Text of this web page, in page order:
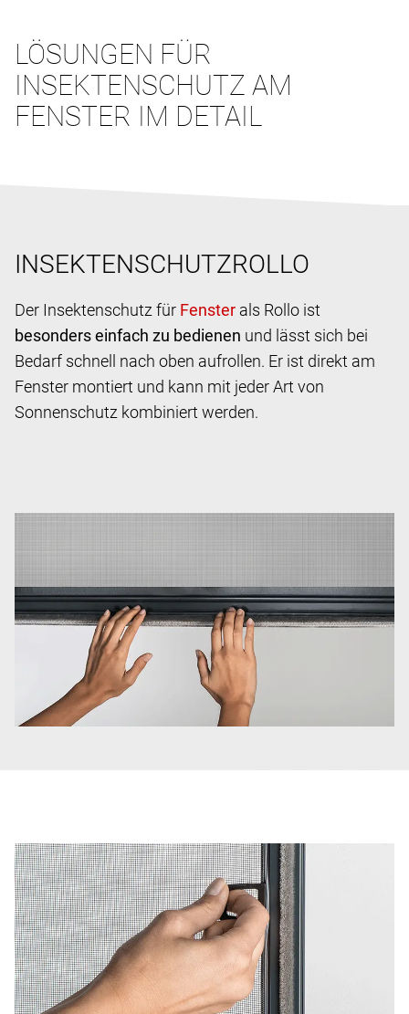
LÖSUNGEN FÜR
INSEKTENSCHUTZ AM
FENSTER IM DETAIL
INSEKTENSCHUTZROLLO
Der Insektenschutz für
als Rollo ist
besonders einfach zu bedienen und lässt sich bei
Bedarf schnell nach oben aufrollen. Er ist direkt am
Fenster montiert und kann mit jeder Art von
Sonnenschutz kombiniert werden.